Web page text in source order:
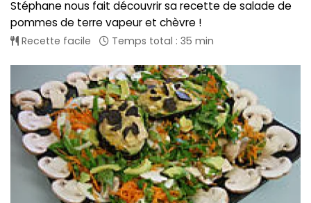
Stéphane nous fait découvrir sa recette de salade de
pommes de terre vapeur et chèvre !
Recette facile Temps total : 35 min